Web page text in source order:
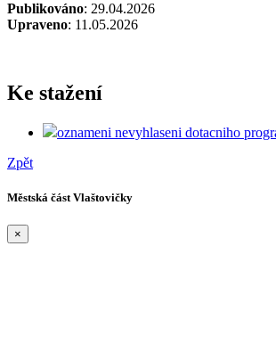
Publikováno: 29.04.2026
Upraveno: 11.05.2026
Ke stažení
oznameni nevyhlaseni dotacniho
Zpět
Městská část Vlaštovičky
×